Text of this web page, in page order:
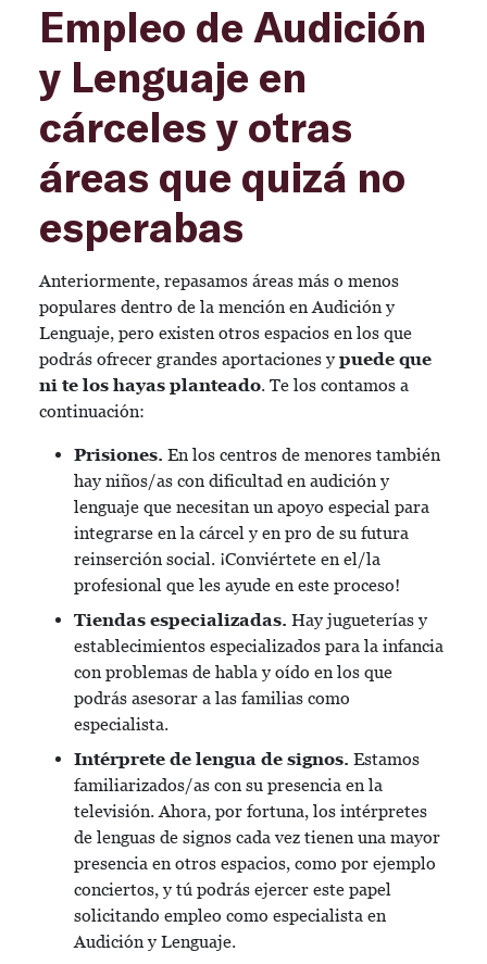
Empleo de Audición
y Lenguaje en
cárceles y otras
áreas que quizá no
esperabas
Anteriormente, repasamos áreas más o menos
populares dentro de la mención en Audición y
Lenguaje, pero existen otros espacios en los que
podrás ofrecer grandes aportaciones y puede que
ni te los hayas planteado. Te los contamos a
continuación:
Prisiones. En los centros de menores también
hay niños/as con dificultad en audición y
lenguaje que necesitan un apoyo especial para
integrarse en la cárcel y en pro de su futura
reinserción social. ¡Conviértete en el/la
profesional que les ayude en este proceso!
Tiendas especializadas. Hay jugueterías y
establecimientos especializados para la infancia
con problemas de habla y oído en los que
podrás asesorar a las familias como
especialista.
Intérprete de lengua de signos. Estamos
familiarizados/as con su presencia en la
televisión. Ahora, por fortuna, los intérpretes
de lenguas de signos cada vez tienen una mayor
presencia en otros espacios, como por ejemplo
conciertos, y tú podrás ejercer este papel
solicitando empleo como especialista en
Audición y Lenguaje.